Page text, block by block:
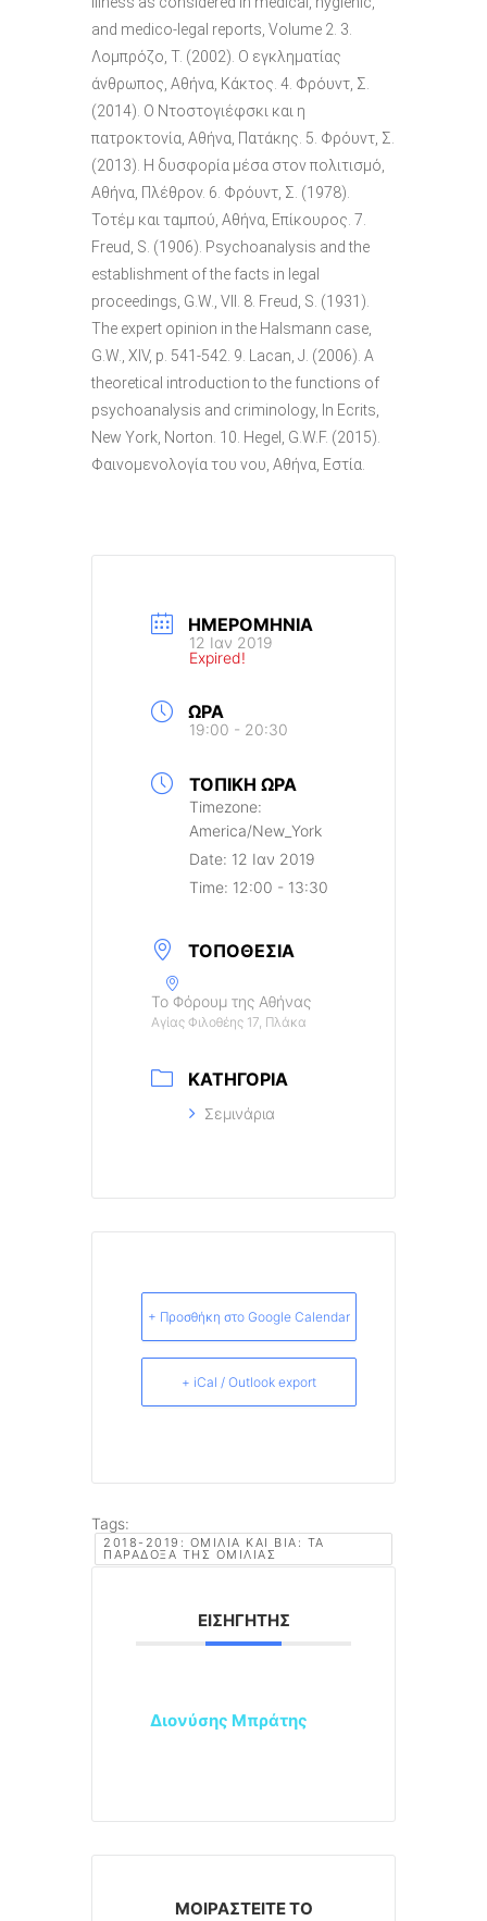
and medico-legal reports, Volume 2. 3.
Λομπρόζο, Τ. (2002). Ο εγκληματίας
άνθρωπος, Αθήνα, Κάκτος. 4. Φρόυντ, Σ.
(2014). Ο Ντοστογιέφσκι και η
πατροκτονία, Αθήνα, Πατάκης. 5. Φρόυντ, Σ.
(2013). Η δυσφορία μέσα στον πολιτισμό,
Αθήνα, Πλέθρον. 6. Φρόυντ, Σ. (1978).
Τοτέμ και ταμπού, Αθήνα, Επίκουρος. 7.
Freud, S. (1906). Psychoanalysis and the
establishment of the facts in legal
proceedings, G.W., VII. 8. Freud, S. (1931).
The expert opinion in the Halsmann case,
G.W., XIV, p. 541-542. 9. Lacan, J. (2006). A
theoretical introduction to the functions of
psychoanalysis and criminology, Ιn Ecrits,
New York, Norton. 10. Hegel, G.W.F. (2015).
Φαινομενολογία του νου, Αθήνα, Εστία.
ΗΜΕΡΟΜΗΝΊΑ
12 Ιαν 2019
Expired!
ΏΡΑ
19:00 - 20:30
ΤΟΠΙΚΉ ΏΡΑ
Timezone:
America/New_York
Date: 12 Ιαν 2019
Time: 12:00 - 13:30
ΤΟΠΟΘΕΣΊΑ
Το Φόρουμ της Αθήνας
Αγίας Φιλοθέης 17, Πλάκα
ΚΑΤΗΓΟΡΊΑ
Σεμινάρια
+ Προσθήκη στο Google Calendar
+ iCal / Outlook export
Tags:
2018-2019: ΟΜΙΛΊΑ ΚΑΙ ΒΊΑ: ΤΑ
ΠΑΡΆΔΟΞΑ ΤΗΣ ΟΜΙΛΊΑΣ
ΕΙΣΗΓΗΤΉΣ
Διονύσης Μπράτης
ΜΟΙΡΑΣΤΕΊΤΕ ΤΟ